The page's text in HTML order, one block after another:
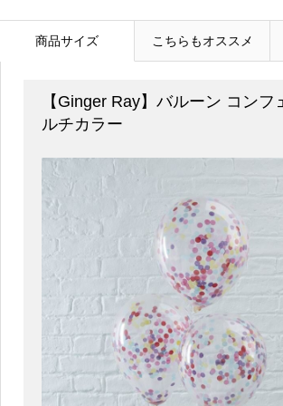
商品サイズ こちらもオススメ
【Ginger Ray】バルーン コンフ
ルチカラー